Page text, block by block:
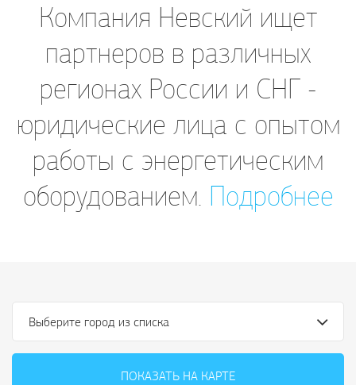
Компания Невский ищет
партнеров в различных
регионах России и СНГ -
юридические лица с опытом
работы с энергетическим
оборудованием. Подробнее
Выберите город из списка
ПОКАЗАТЬ НА КАРТЕ